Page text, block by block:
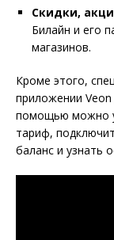
Скидки,
Билайн и его
магазинов.
Кроме этого,
приложении
помощью можно
тариф,
баланс и узнать